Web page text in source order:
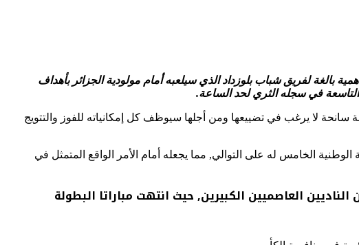
نهائي كأس الجزائر لكرة القدم-2024 في طبعته الـ57 والمقرر يوم الجمعة بملعب 5 جويلية الاولمبي على الساعة 00ر17, أهمية بالغة لفريق شباب بلوزداد الذي سيلعبه أمام مولودية الجزائر بأهداف
التاسعة في سجله الثري لحد الساعة.
لا يرغب في تضييعها ومن أجلها سيوظف كل إمكانياته للفوز والتتويج
الخامس له على التوالي, مما يجعله أمام الأمر الواقع المتمثل في
العاصميين الكبيرين, حيث انتهت مباراتا البطولة